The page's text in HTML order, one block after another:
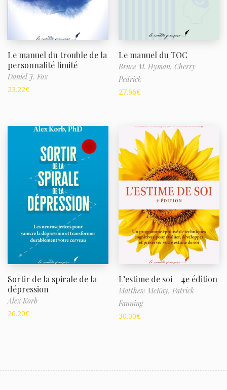
Le manuel du trouble de la
personnalité limité
Daniel J. Fox
23.22€
Le manuel du TOC
Bruce M. Hyman, Cherry
Pedrick
27.96€
Sortir de la spirale de la
dépression
Alex Korb
26.20€
L’estime de soi – 4e édition
Matthew McKay, Patrick
Fanning
30.00€